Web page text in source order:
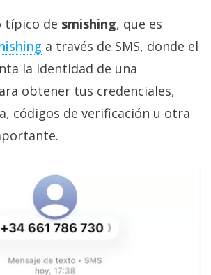
típico de smishing, que es
a través de SMS, donde el
la identidad de una
obtener tus credenciales,
códigos de verificación u otra